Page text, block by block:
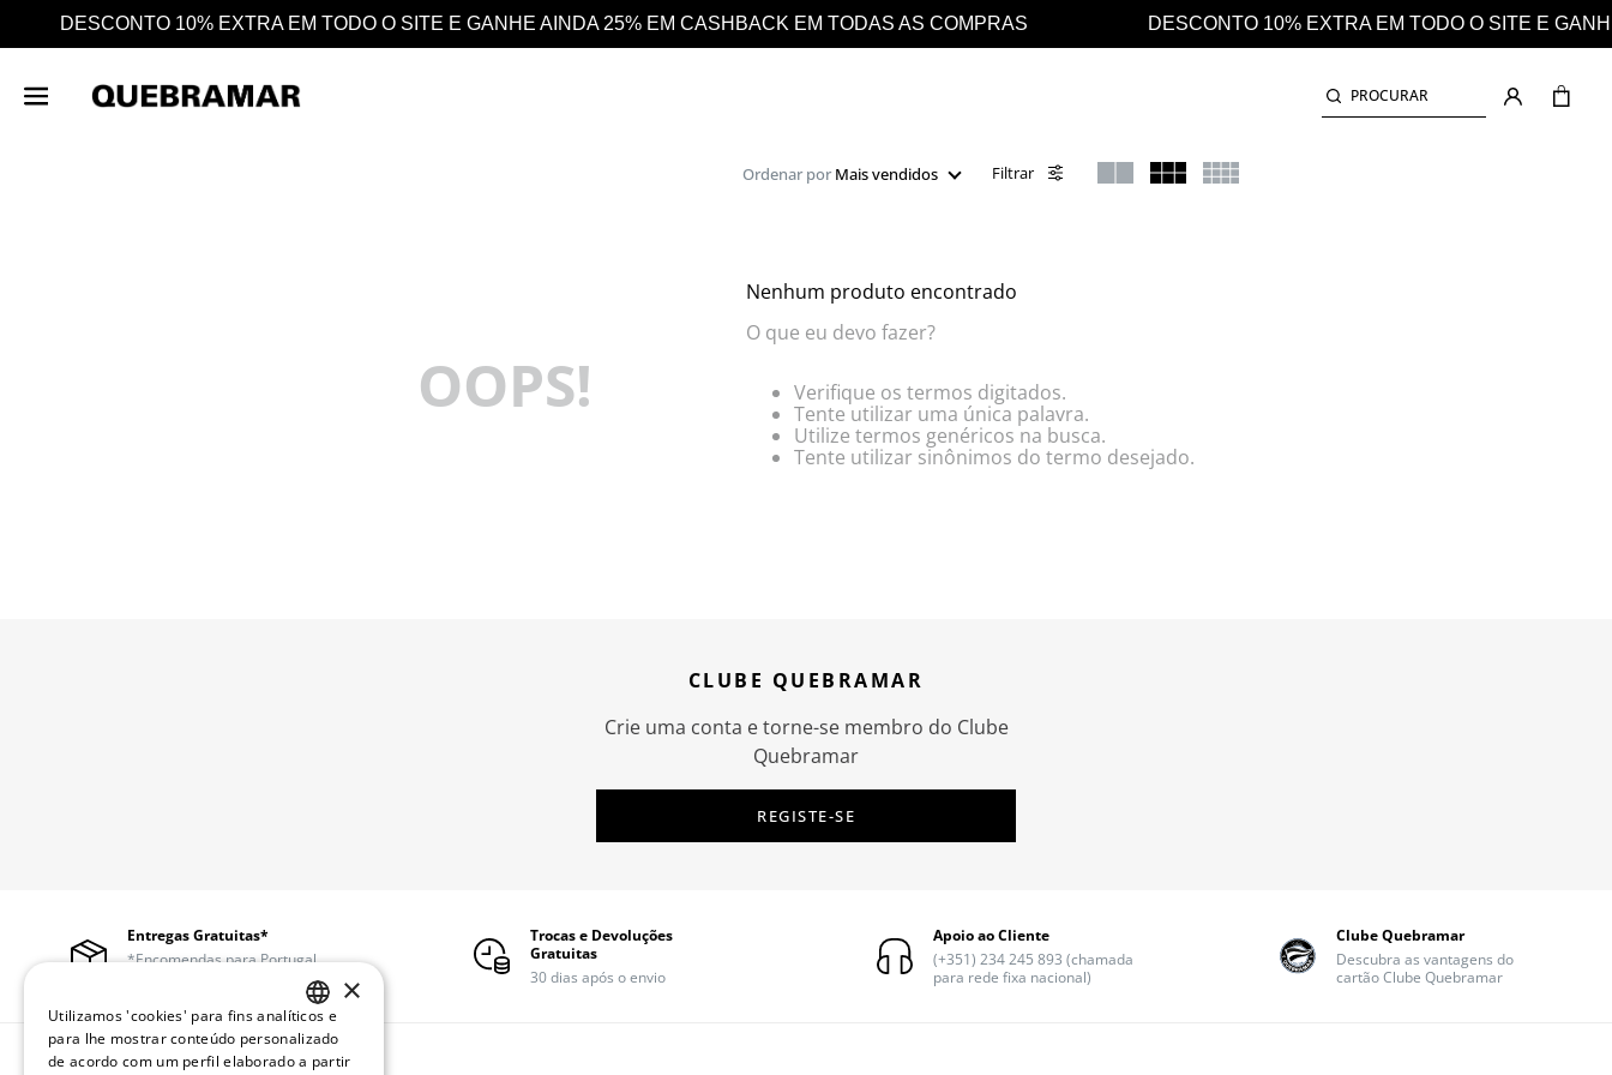
GANHE AINDA 25% EM CASHBACK EM TODAS AS COMPRAS DESCONTO 10% EXTRA EM TODO O SITE E GANHE AINDA 25% EM CASHBACK EM TODAS AS
PROCURAR
Ordenar por Mais vendidos Filtrar
OOPS!
Nenhum produto encontrado
O que eu devo fazer?
Verifique os termos digitados.
Tente utilizar uma única palavra.
Utilize termos genéricos na busca.
Tente utilizar sinônimos do termo desejado.
CLUBE QUEBRAMAR
Crie uma conta e torne-se membro do Clube
Quebramar
REGISTE-SE
Entregas Gratuitas*
*Encomendas para Portugal
Trocas e Devoluções
Gratuitas
30 dias após o envio
Apoio ao Cliente
(+351) 234 245 893 (chamada
para rede fixa nacional)
Clube Quebramar
Descubra as vantagens do
cartão Clube Quebramar
PORTUGUESE
×
Utilizamos 'cookies' para fins analíticos e
para lhe mostrar conteúdo personalizado
de acordo com um perfil elaborado a partir